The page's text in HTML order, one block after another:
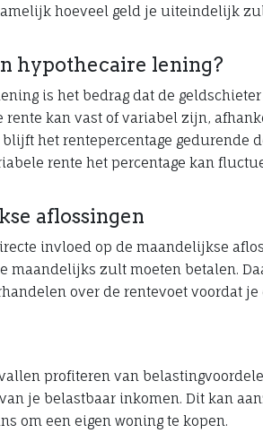
hoeveel geld je uiteindelijk
hypothecaire lening?
is het bedrag dat de
rente kan vast of variabel zijn,
het rentepercentage gedurende
rente het percentage kan
aflossingen
invloed op de maandelijkse
maandelijks zult moeten betalen.
over de rentevoet voordat
profiteren van
je belastbaar inkomen. Dit kan
om een eigen woning te kopen.